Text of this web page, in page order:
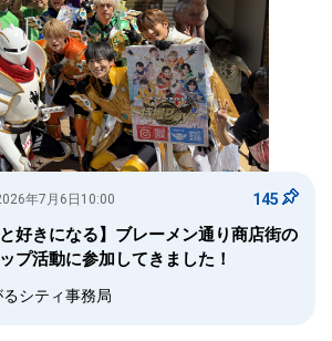
年7月6日10:00 145
と好きになる】ブレーメン通り商店街の
プ活動に参加してきました！
シティ事務局